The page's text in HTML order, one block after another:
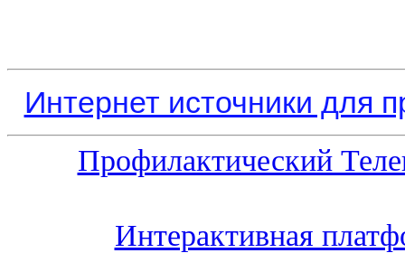
Интернет источники для
Профилактический
Интерактивная